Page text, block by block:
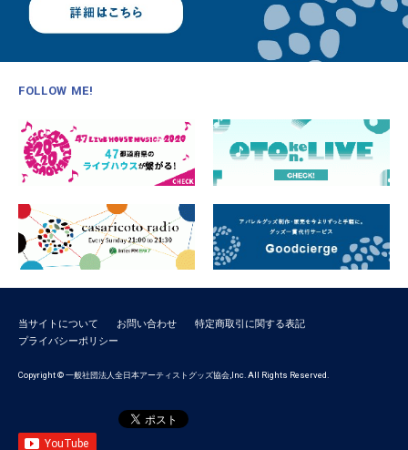
FOLLOW ME!
当サイトについて お問い合わせ
特定商取引に関する表記
プライバシーポリシー
Copyright © 一般社団法人全日本アーティストグッズ協会,Inc. All Rights Reserved.